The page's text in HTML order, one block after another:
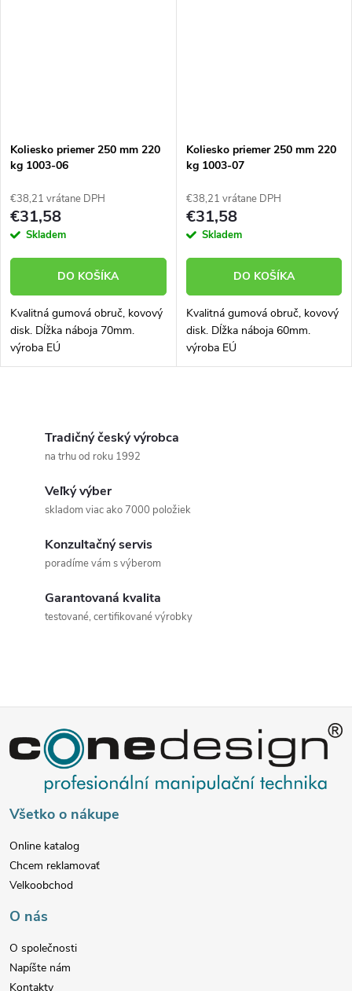
Koliesko priemer 250 mm 220
kg 1003-06
€38,21 vrátane DPH
€31,58
Skladem
DO KOŠÍKA
Kvalitná gumová obruč, kovový
disk. Dĺžka náboja 70mm.
výroba EÚ
Koliesko priemer 250 mm 220
kg 1003-07
€38,21 vrátane DPH
€31,58
Skladem
DO KOŠÍKA
Kvalitná gumová obruč, kovový
disk. Dĺžka náboja 60mm.
výroba EÚ
v
y
v
ý
p
i
s
Tradičný český výrobca
na trhu od roku 1992
Veľký výber
skladom viac ako 7000 položiek
Konzultačný servis
poradíme vám s výberom
Garantovaná kvalita
testované, certifikované výrobky
á
p
ä
t
e
Všetko o nákupe
Online katalog
Chcem reklamovať
Velkoobchod
O nás
O společnosti
Napíšte nám
Kontakty